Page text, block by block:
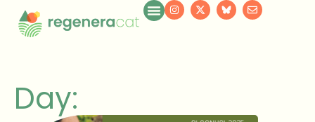
Day: